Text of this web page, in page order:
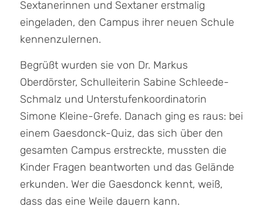
Sextanerinnen und Sextaner erstmalig
eingeladen, den Campus ihrer neuen Schule
kennenzulernen.
Begrüßt wurden sie von Dr. Markus
Oberdörster, Schulleiterin Sabine Schleede-
Schmalz und Unterstufenkoordinatorin
Simone Kleine-Grefe. Danach ging es raus: bei
einem Gaesdonck-Quiz, das sich über den
gesamten Campus erstreckte, mussten die
Kinder Fragen beantworten und das Gelände
erkunden. Wer die Gaesdonck kennt, weiß,
dass das eine Weile dauern kann.